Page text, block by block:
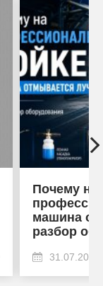
Почему на
машина
разбор
31.07.2026